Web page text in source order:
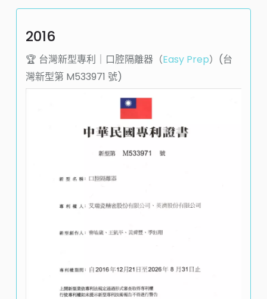
2016
🏆️ 台灣新型專利｜口腔隔離器（Easy Prep）(台
灣新型第 M533971 號)